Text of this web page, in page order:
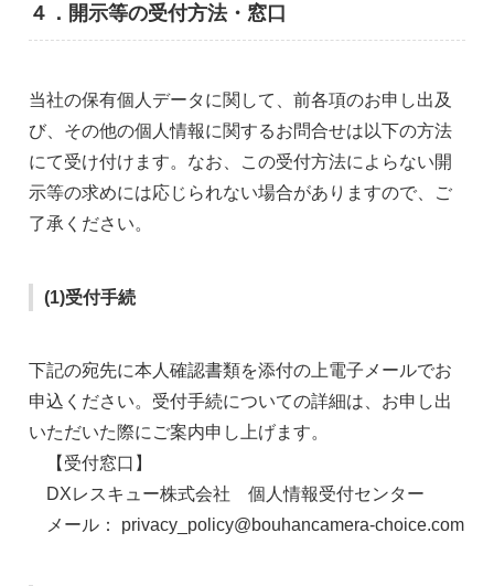
４．開示等の受付方法・窓口
当社の保有個人データに関して、前各項のお申し出及
び、その他の個人情報に関するお問合せは以下の方法
にて受け付けます。なお、この受付方法によらない開
示等の求めには応じられない場合がありますので、ご
了承ください。
(1)受付手続
下記の宛先に本人確認書類を添付の上電子メールでお
申込ください。受付手続についての詳細は、お申し出
いただいた際にご案内申し上げます。
【受付窓口】
DXレスキュー株式会社 個人情報受付センター
メール： privacy_policy@bouhancamera-choice.com